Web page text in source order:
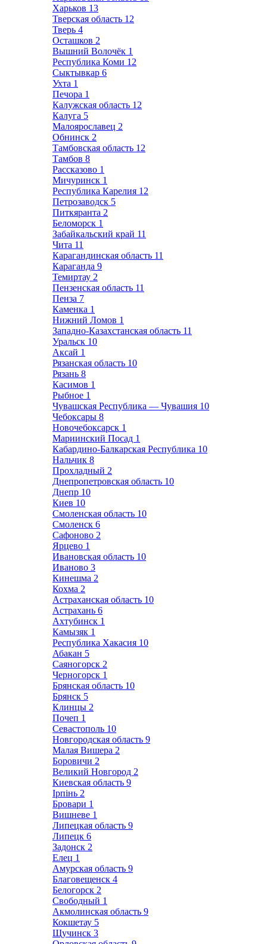
Харьков 13
Тверская область 12
Тверь 4
Осташков 2
Вышний Волочёк 1
Республика Коми 12
Сыктывкар 6
Ухта 1
Печора 1
Калужская область 12
Калуга 5
Малоярославец 2
Обнинск 2
Тамбовская область 12
Тамбов 8
Рассказово 1
Мичуринск 1
Республика Карелия 12
Петрозаводск 5
Питкяранта 2
Беломорск 1
Забайкальский край 11
Чита 11
Карагандинская область 11
Караганда 9
Темиртау 2
Пензенская область 11
Пенза 7
Каменка 1
Нижний Ломов 1
Западно-Казахстанская область 11
Уральск 10
Аксай 1
Рязанская область 10
Рязань 8
Касимов 1
Рыбное 1
Чувашская Республика — Чувашия 10
Чебоксары 8
Новочебоксарск 1
Мариинский Посад 1
Кабардино-Балкарская Республика 10
Нальчик 8
Прохладный 2
Днепропетровская область 10
Днепр 10
Киев 10
Смоленская область 10
Смоленск 6
Сафоново 2
Ярцево 1
Ивановская область 10
Иваново 3
Кинешма 2
Кохма 2
Астраханская область 10
Астрахань 6
Ахтубинск 1
Камызяк 1
Республика Хакасия 10
Абакан 5
Саяногорск 2
Черногорск 1
Брянская область 10
Брянск 5
Клинцы 2
Почеп 1
Севастополь 10
Новгородская область 9
Малая Вишера 2
Боровичи 2
Великий Новгород 2
Киевская область 9
Ірпінь 2
Бровари 1
Вишневе 1
Липецкая область 9
Липецк 6
Задонск 2
Елец 1
Амурская область 9
Благовещенск 4
Белогорск 2
Свободный 1
Акмолинская область 9
Кокшетау 5
Щучинск 3